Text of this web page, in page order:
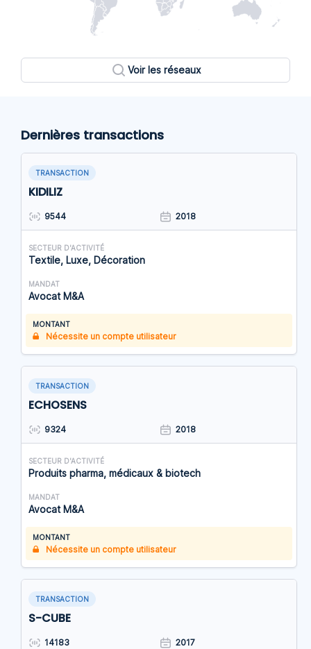
Voir les réseaux
Dernières transactions
TRANSACTION
KIDILIZ
9544 2018
SECTEUR D'ACTIVITÉ
Textile, Luxe, Décoration
MANDAT
Avocat M&A
MONTANT
Nécessite un compte utilisateur
TRANSACTION
ECHOSENS
9324 2018
SECTEUR D'ACTIVITÉ
Produits pharma, médicaux & biotech
MANDAT
Avocat M&A
MONTANT
Nécessite un compte utilisateur
TRANSACTION
S-CUBE
14183 2017